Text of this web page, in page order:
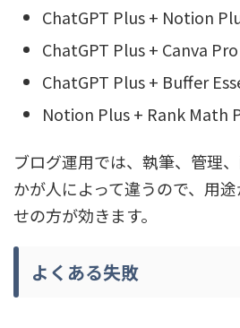
ChatGPT Plus + Notion
ChatGPT Plus + Canva Pro
ChatGPT Plus + Buffer
Notion Plus + Rank Math
ブログ運用では、執筆、管理
かが人によって違うので、用
せの方が効きます。
よくある失敗